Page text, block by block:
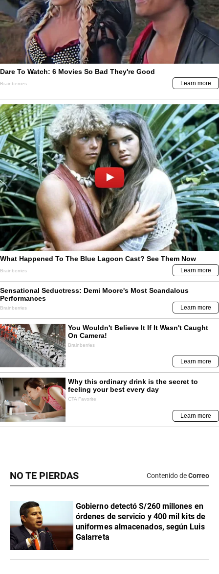
NO TE PIERDAS Contenido deCorreo
Gobierno detectó S/260 millones en
órdenes de servicio y 400 mil kits de
uniformes almacenados, según Luis
Galarreta